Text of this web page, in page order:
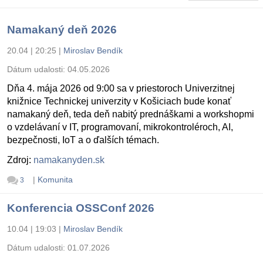
Namakaný deň 2026
20.04 | 20:25 | Miroslav Bendík
Dátum udalosti: 04.05.2026
Dňa 4. mája 2026 od 9:00 sa v priestoroch Univerzitnej
knižnice Technickej univerzity v Košiciach bude konať
namakaný deň, teda deň nabitý prednáškami a workshopmi
o vzdelávaní v IT, programovaní, mikrokontroléroch, AI,
bezpečnosti, IoT a o ďalších témach.
Zdroj: namakanyden.sk
3 | Komunita
Konferencia OSSConf 2026
10.04 | 19:03 | Miroslav Bendík
Dátum udalosti: 01.07.2026